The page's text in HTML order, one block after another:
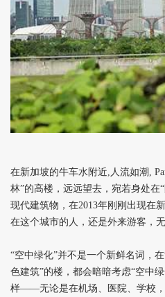
在新加坡的牛车水附近,人流如潮,
林”的高楼，远远望去，宛若身处在
现代建筑物，在2013年刚刚出现在
在这个城市的人，还是外来游客，无
“空中绿化”并不是一个新鲜名词，
色建筑”的楼，都会暗暗考虑“空中
样——无论是在机场、医院、学校